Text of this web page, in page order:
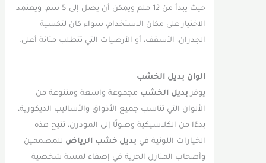
حيث يبدأ من 12 ملم ويمكن أن يصل إلى 5 سم، ويعتمد
الاختيار على مكان الاستخدام، سواء كان لتكسية
الجدران، الأسقف، أو الأرضيات التي تتطلب متانة أعلى.
الوان بديل الخشب
بديل الخشبمجموعة واسعة ومتنوعة من
الألوان التي تناسب جميع الأذواق والأساليب الديكورية،
بدءًا من الكلاسيكية وصولًا إلى المودرن، تتيح هذه
الخيارات اللونية فيبديل خشب الرياضللمصممين
وأصحاب المنازل الحرية في إضفاء لمسة شخصية